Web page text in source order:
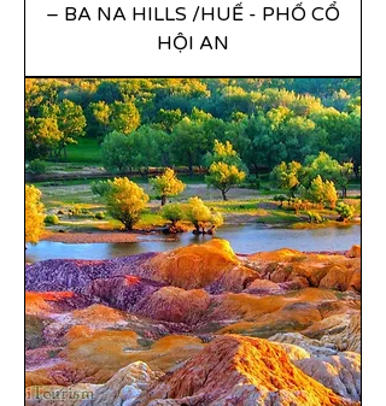
– BA NA HILLS /HUẾ - PHỐ CỔ
HỘI AN